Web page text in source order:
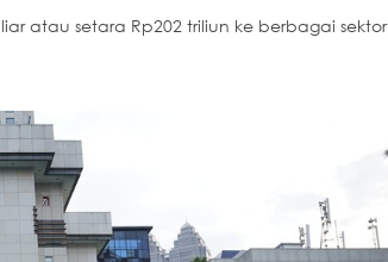
atau setara Rp202 triliun ke berbagai sektor